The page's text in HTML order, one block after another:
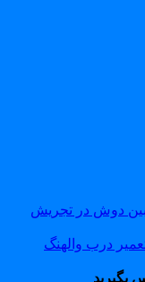
دوش در تجریش